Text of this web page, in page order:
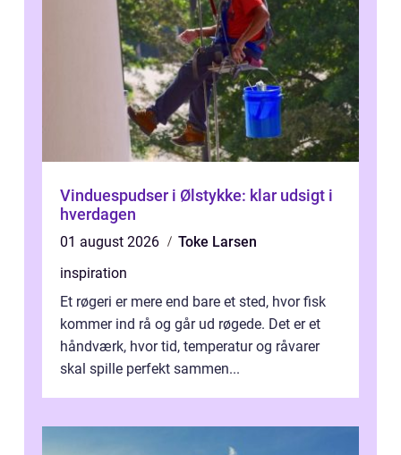
Vinduespudser i Ølstykke: klar udsigt i
hverdagen
01 august 2026
Toke Larsen
inspiration
Et røgeri er mere end bare et sted, hvor fisk
kommer ind rå og går ud røgede. Det er et
håndværk, hvor tid, temperatur og råvarer
skal spille perfekt sammen...